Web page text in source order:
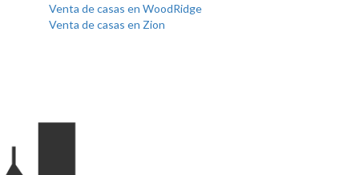
Venta de casas en WoodRidge
Venta de casas en Zion